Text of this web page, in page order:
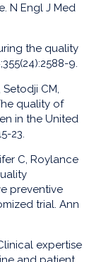
N Engl J Med
the quality
9.
CM,
quality of
in the United
23.
C, Roylance
preventive
trial. Ann
expertise